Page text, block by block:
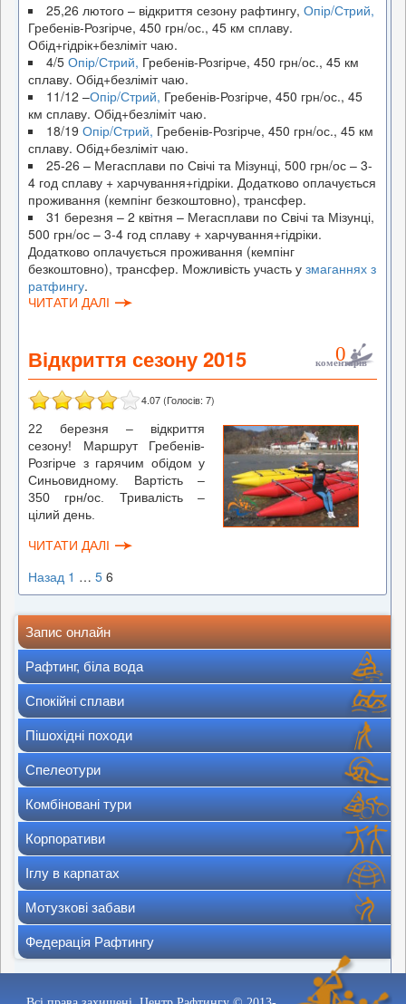
Запис онлайн
Рафтинг, біла вода
Спокійні сплави
Пішохідні походи
Спелеотури
Комбіновані тури
Корпоративи
Іглу в карпатах
Мотузкові забави
Федерація Рафтингу
25,26 лютого – відкриття сезону рафтингу, Опір/Стрий,
Гребенів-Розгірче, 450 грн/ос., 45 км сплаву.
Обід+гідрік+безліміт чаю.
4/5 Опір/Стрий, Гребенів-Розгірче, 450 грн/ос., 45 км
сплаву. Обід+безліміт чаю.
11/12 –Опір/Стрий, Гребенів-Розгірче, 450 грн/ос., 45
км сплаву. Обід+безліміт чаю.
18/19 Опір/Стрий, Гребенів-Розгірче, 450 грн/ос., 45 км
сплаву. Обід+безліміт чаю.
25-26 – Мегасплави по Свічі та Мізунці, 500 грн/ос – 3-
4 год сплаву + харчування+гідріки. Додатково оплачується
проживання (кемпінг безкоштовно), трансфер.
31 березня – 2 квітня – Мегасплави по Свічі та Мізунці,
500 грн/ос – 3-4 год сплаву + харчування+гідріки.
Додатково оплачується проживання (кемпінг
безкоштовно), трансфер. Можливість участь у змаганнях з
ратфингу.
ЧИТАТИ ДАЛІ
Відкриття сезону 2015 0
коментарів
4.07(Голосів: 7)
22 березня – відкриття
сезону! Маршрут Гребенів-
Розгірче з гарячим обідом у
Синьовидному. Вартість –
350 грн/ос. Тривалість –
цілий день.
ЧИТАТИ ДАЛІ
Пагінація
записів
Назад 1 … 5 6